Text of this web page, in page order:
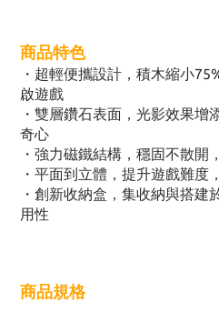
商品特色
・超輕便攜設計，積木縮小
啟遊戲
・雙層鑽石表面，光影效果增
奇心
・強力磁鐵結構，穩固不散開
・平面到立體，提升遊戲難度
・創新收納盒，集收納與搭建
用性
商品規格